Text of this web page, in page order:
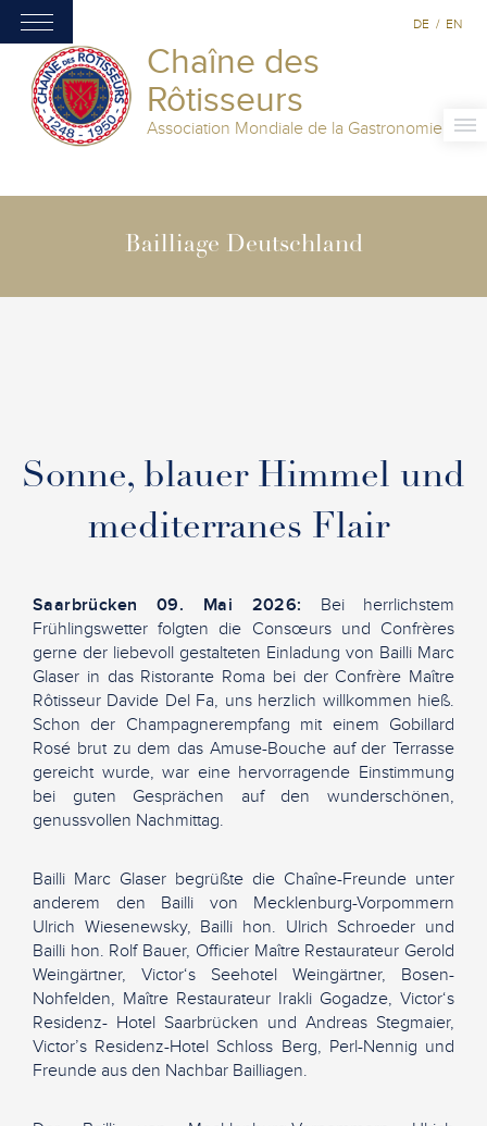
Chaîne des
Rôtisseurs
Association Mondiale de la Gastronomie
DE / EN
Bailliage Deutschland
Sonne, blauer Himmel und
mediterranes Flair
Saarbrücken 09. Mai 2026: Bei herrlichstem
Frühlingswetter folgten die Consœurs und Confrères
gerne der liebevoll gestalteten Einladung von Bailli Marc
Glaser in das Ristorante Roma bei der Confrère Maître
Rôtisseur Davide Del Fa, uns herzlich willkommen hieß.
Schon der Champagnerempfang mit einem Gobillard
Rosé brut zu dem das Amuse-Bouche auf der Terrasse
gereicht wurde, war eine hervorragende Einstimmung
bei guten Gesprächen auf den wunderschönen,
genussvollen Nachmittag.
Bailli Marc Glaser begrüßte die Chaîne-Freunde unter
anderem den Bailli von Mecklenburg-Vorpommern
Ulrich Wiesenewsky, Bailli hon. Ulrich Schroeder und
Bailli hon. Rolf Bauer, Officier Maître Restaurateur Gerold
Weingärtner, Victor‘s Seehotel Weingärtner, Bosen-
Nohfelden, Maître Restaurateur Irakli Gogadze, Victor‘s
Residenz- Hotel Saarbrücken und Andreas Stegmaier,
Victor’s Residenz-Hotel Schloss Berg, Perl-Nennig und
Freunde aus den Nachbar Bailliagen.